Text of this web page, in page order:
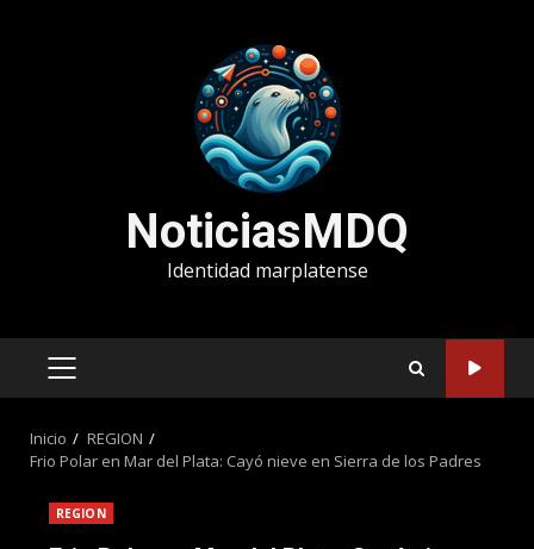
NoticiasMDQ
Identidad marplatense
MENÚ
Inicio
REGION
Frio Polar en Mar del Plata: Cayó nieve en Sierra de los Padres
REGION